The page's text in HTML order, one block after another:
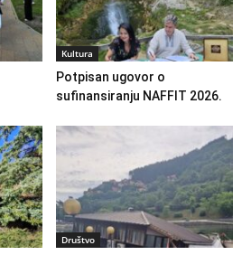
Kultura
Potpisan ugovor o
sufinansiranju NAFFIT 2026.
Društvo